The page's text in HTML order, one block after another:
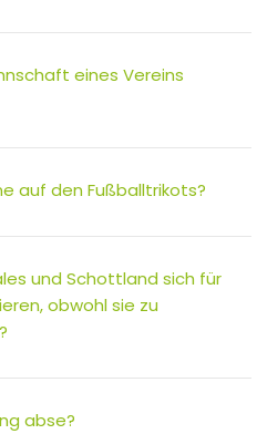
eines Vereins
auf den Fußballtrikots?
und Schottland sich für
obwohl sie zu
abse?